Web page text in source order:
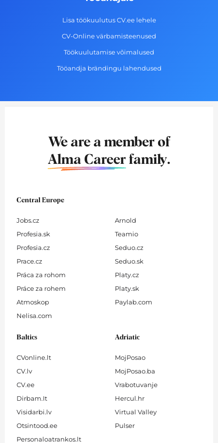
Lisa töökuulutus CV.ee lehele
CV-Online värbamisteenused
Töökuulutamise võimalused
Tööandja brändingu lahendused
We are a member of
Alma Career family.
Central Europe
Jobs.cz
Profesia.sk
Profesia.cz
Prace.cz
Práca za rohom
Práce za rohem
Atmoskop
Nelisa.com
Arnold
Teamio
Seduo.cz
Seduo.sk
Platy.cz
Platy.sk
Paylab.com
Baltics
CVonline.lt
CV.lv
CV.ee
Dirbam.It
Visidarbi.lv
Otsintood.ee
Personaloatrankos.lt
Adriatic
MojPosao
MojPosao.ba
Vrabotuvanje
Hercul.hr
Virtual Valley
Pulser